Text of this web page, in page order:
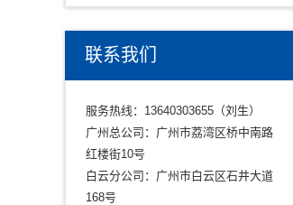
联系我们
服务热线：13640303655（刘生）
广州总公司：广州市荔湾区桥中南路
红楼街10号
白云分公司：广州市白云区石井大道
168号